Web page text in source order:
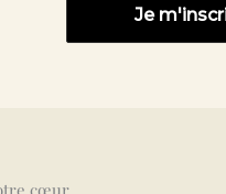
cœur